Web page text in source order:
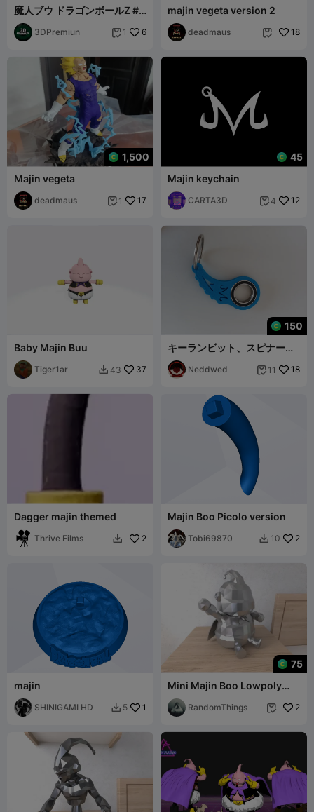
魔人ブウ ドラゴンボールZ #5
3Dプリンティング用に最適化
3DPremiun  1 6
majin vegeta version 2
deadmaus  18
1,500
Majin vegeta
deadmaus  1 17
45
Majin keychain
CARTA3D  4 12
Baby Majin Buu
Tiger1ar  43 37
150
キーランビット、スピナー、
ドラゴンボールZ - 魔人マー
ク
Neddwed  11 18
Dagger majin themed
Thrive Films  2
Majin Boo Picolo version
Tobi69870  10 2
majin
SHINIGAMI HD  5 1
75
Mini Majin Boo Lowpoly
Low Poly
RandomThings  2